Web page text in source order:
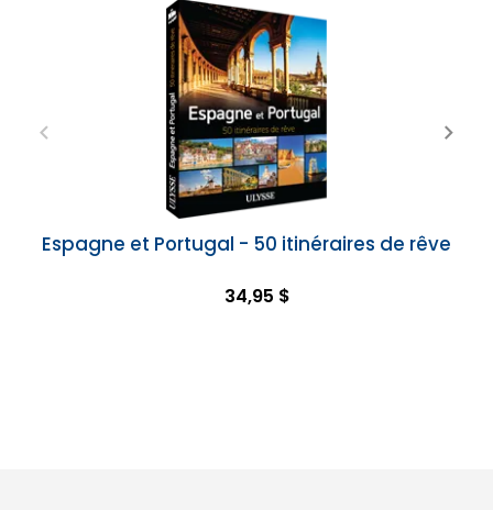
Espagne et Portugal - 50 itinéraires de rêve
34,95 $